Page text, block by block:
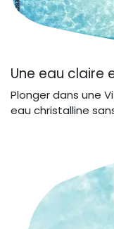
Une eau claire
Plonger dans une
eau christalline